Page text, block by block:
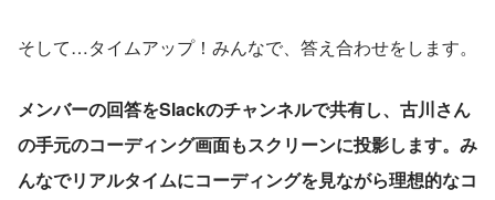
そして…タイムアップ！みんなで、答え合わせをします。
メンバーの回答をSlackのチャンネルで共有し、古川さん
の手元のコーディング画面もスクリーンに投影します。み
んなでリアルタイムにコーディングを見ながら理想的なコ